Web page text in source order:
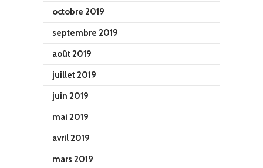
octobre 2019
septembre 2019
août 2019
juillet 2019
juin 2019
mai 2019
avril 2019
mars 2019